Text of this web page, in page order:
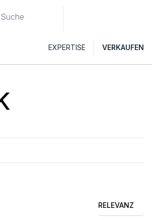
EXPERTISE VERKAUFEN
RELEVANZ